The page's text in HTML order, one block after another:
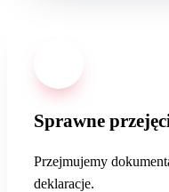
Sprawne
Przejmujemy
deklaracje.